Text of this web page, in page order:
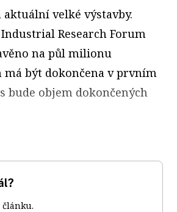
aktuální velké výstavby.
Research Forum
na půl milionu
být dokončena v prvním
bude objem dokončených
článku.